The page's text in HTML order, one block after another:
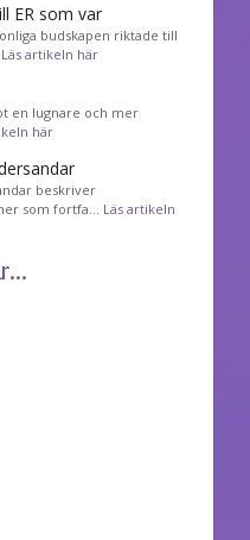
ER som var
budskapen riktade till
Läs artikeln här
en lugnare och mer
här
beskriver
som fortfa… Läs artikeln